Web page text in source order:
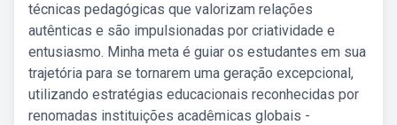
técnicas pedagógicas que valorizam relações
autênticas e são impulsionadas por criatividade e
entusiasmo. Minha meta é guiar os estudantes em sua
trajetória para se tornarem uma geração excepcional,
utilizando estratégias educacionais reconhecidas por
renomadas instituições acadêmicas globais -